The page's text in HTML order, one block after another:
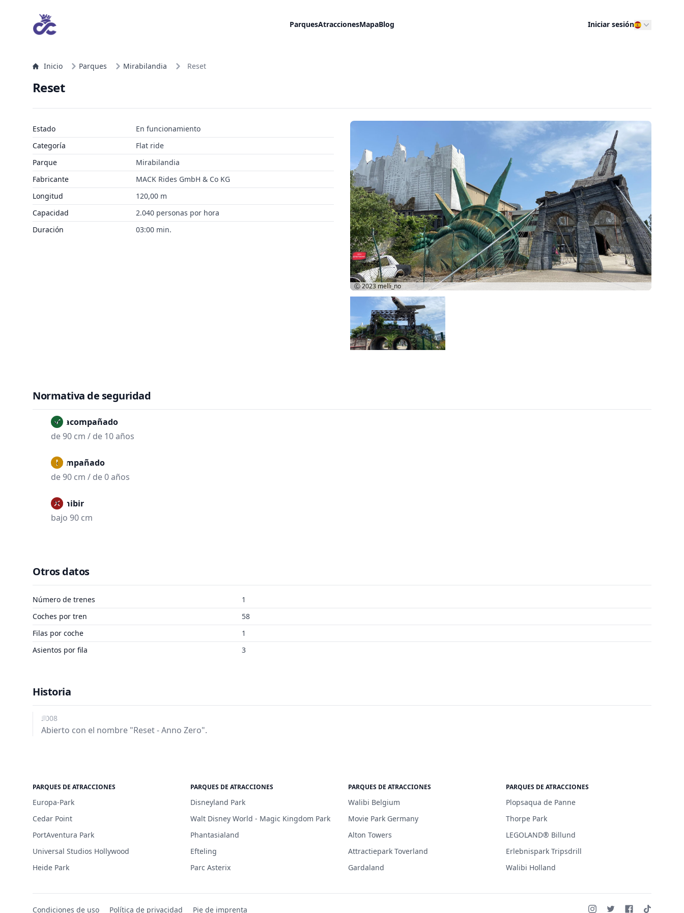
ParquesAtraccionesMapaBlog Iniciar sesión
Inicio Parques Mirabilandia Reset
Reset
Estado
En funcionamiento
Categoría
Flat ride
Parque
Mirabilandia
Fabricante
MACK Rides GmbH & Co KG
Longitud
120,00 m
Capacidad
2.040 personas por hora
Duración
03:00 min.
Ⓒ 2023 melli_no
Normativa de seguridad
No acompañado
de 90 cm / de 10 años
Acompañado
de 90 cm / de 0 años
Prohibir
bajo 90 cm
Otros datos
Número de trenes
1
Coches por tren
58
Filas por coche
1
Asientos por fila
3
Historia
2008
Abierto con el nombre "Reset - Anno Zero".
PARQUES DE ATRACCIONES
Europa-Park
Cedar Point
PortAventura Park
Universal Studios Hollywood
Heide Park
PARQUES DE ATRACCIONES
Disneyland Park
Walt Disney World - Magic Kingdom Park
Phantasialand
Efteling
Parc Asterix
PARQUES DE ATRACCIONES
Walibi Belgium
Movie Park Germany
Alton Towers
Attractiepark Toverland
Gardaland
PARQUES DE ATRACCIONES
Plopsaqua de Panne
Thorpe Park
LEGOLAND® Billund
Erlebnispark Tripsdrill
Walibi Holland
Condiciones de uso Política de privacidad Pie de imprenta